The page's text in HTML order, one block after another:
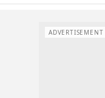
ADVERTISEMENT